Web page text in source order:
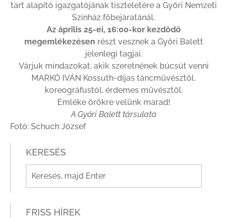
tart alapító igazgatójának tiszteletére a Győri Nemzeti
Színház főbejáratánál.
Az április 25-ei, 16:00-kor kezdődő
megemlékezésen részt vesznek a Győri Balett
jelenlegi tagjai.
Várjuk mindazokat, akik szeretnének búcsút venni
MARKÓ IVÁN Kossuth-díjas táncművésztől,
koreográfustól, érdemes művésztől.
Emléke örökre velünk marad!
A Győri Balett társulata
Fotó: Schuch József
KERESÉS
FRISS HÍREK